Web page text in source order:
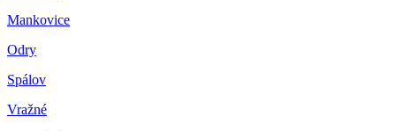
Mankovice
Odry
Spálov
Vražné